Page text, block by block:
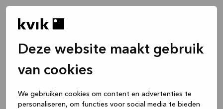
Deze website maakt gebruik
van cookies
We gebruiken cookies om content en advertenties te
personaliseren, om functies voor social media te bieden